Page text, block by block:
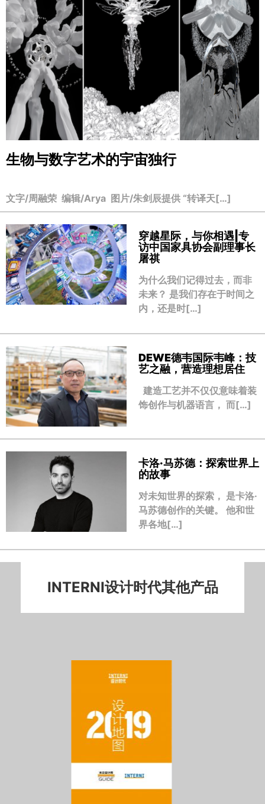
生物与数字艺术的宇宙独行
文字/周融荣 编辑/Arya 图片/朱剑辰提供 “转译天[…]
穿越星际，与你相遇|专
访中国家具协会副理事长
屠祺
为什么我们记得过去，而非
未来？ 是我们存在于时间之
内，还是时[…]
DEWE德韦国际韦峰：技
艺之融，营造理想居住
建造工艺并不仅仅意味着装
饰创作与机器语言， 而[…]
卡洛·马苏德：探索世界上
的故事
对未知世界的探索， 是卡洛·
马苏德创作的关键。 他和世
界各地[…]
INTERNI设计时代其他产品